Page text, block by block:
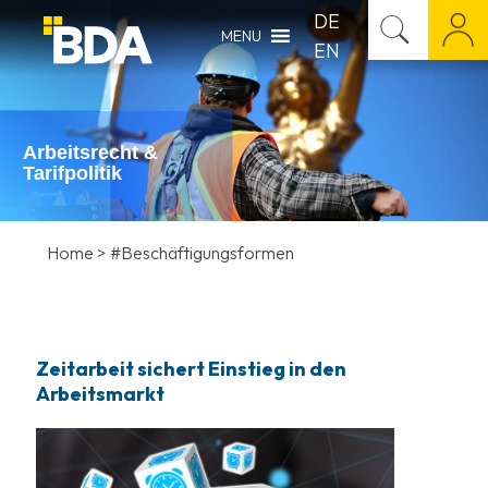
MENU
DE
EN
Arbeitsrecht &
Tarifpolitik
Home > #Beschäftigungsformen
Zeitarbeit sichert Einstieg in den
Arbeitsmarkt